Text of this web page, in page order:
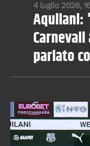
4 luglio 2026,
Aquilani:
parlato